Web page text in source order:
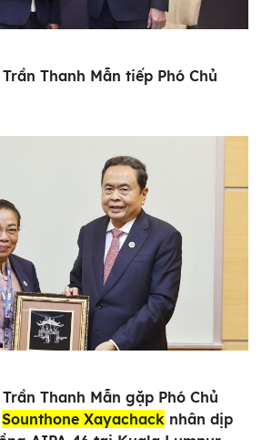
Thanh Mẫn tiếp Phó Chủ
Thanh Mẫn gặp Phó Chủ
Sounthone Xayachack nhân dịp